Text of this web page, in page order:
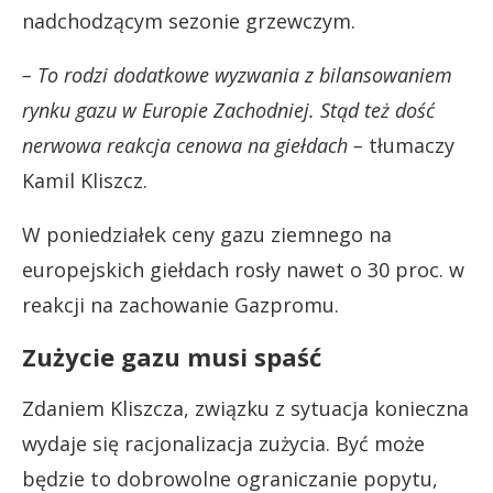
nadchodzącym sezonie grzewczym.
– To rodzi dodatkowe wyzwania z bilansowaniem
rynku gazu w Europie Zachodniej. Stąd też dość
nerwowa reakcja cenowa na giełdach – tłumaczy
Kamil Kliszcz.
W poniedziałek ceny gazu ziemnego na
europejskich giełdach rosły nawet o 30 proc. w
reakcji na zachowanie Gazpromu.
Zużycie gazu musi spaść
Zdaniem Kliszcza, związku z sytuacja konieczna
wydaje się racjonalizacja zużycia. Być może
będzie to dobrowolne ograniczanie popytu,